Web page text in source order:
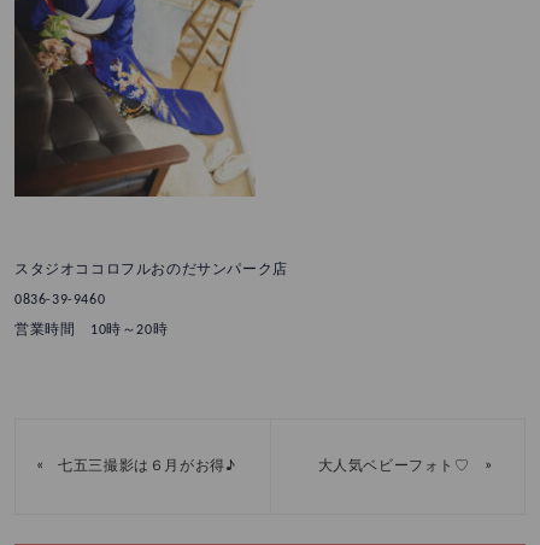
スタジオココロフルおのだサンパーク店
0836-39-9460
営業時間 10時～20時
« 七五三撮影は６月がお得♪ 大人気ベビーフォト♡ »